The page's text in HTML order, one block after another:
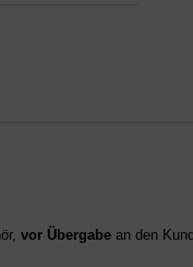
vor Übergabe an den